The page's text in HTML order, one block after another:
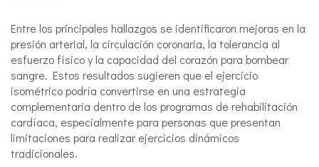
Entre los principales hallazgos se identificaron mejoras en la
presión arterial, la circulación coronaria, la tolerancia al
esfuerzo físico y la capacidad del corazón para bombear
sangre. Estos resultados sugieren que el ejercicio
isométrico podría convertirse en una estrategia
complementaria dentro de los programas de rehabilitación
cardíaca, especialmente para personas que presentan
limitaciones para realizar ejercicios dinámicos
tradicionales.